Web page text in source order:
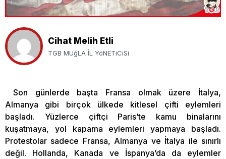
Cihat Melih Etli
TGB MUğLA İL YöNETiCiSi
Son günlerde başta Fransa olmak üzere İtalya,
Almanya gibi birçok ülkede kitlesel çifti eylemleri
başladı. Yüzlerce çiftçi Paris’te kamu binalarını
kuşatmaya, yol kapama eylemleri yapmaya başladı.
Protestolar sadece Fransa, Almanya ve İtalya ile sınırlı
değil. Hollanda, Kanada ve İspanya’da da eylemler